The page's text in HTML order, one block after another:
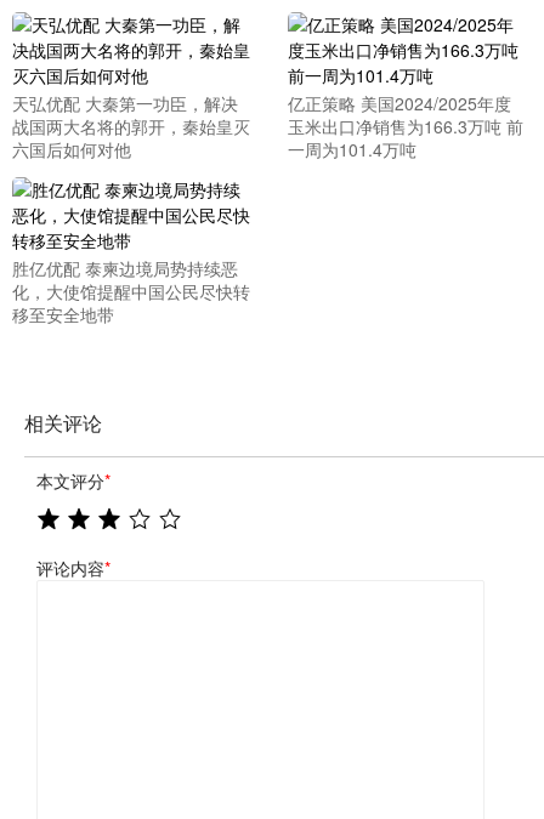
天弘优配 大秦第一功臣，解决
战国两大名将的郭开，秦始皇灭
六国后如何对他
亿正策略 美国2024/2025年度
玉米出口净销售为166.3万吨 前
一周为101.4万吨
胜亿优配 泰柬边境局势持续恶
化，大使馆提醒中国公民尽快转
移至安全地带
相关评论
本文评分*
评论内容*